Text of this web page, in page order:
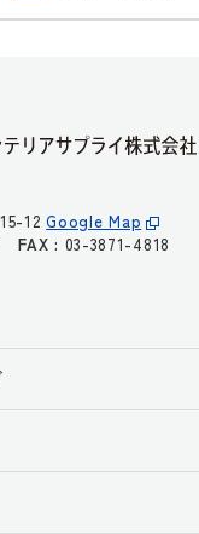
12Google Map
FAX : 03-3871-4818